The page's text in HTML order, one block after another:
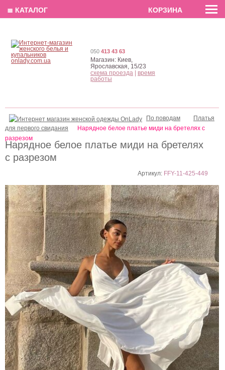
EN РУС
Нарядное белое платье миди на бретелях
с разрезом
Артикул: FFY-11-425-449
По поводам
Платья
для первого свидания
Нарядное белое платье миди на бретелях с
разрезом
050 413 43 63
Магазин: Киев,
Ярославская, 15/23
схема проезда
время
работы
≣ КАТАЛОГ КОРЗИНА